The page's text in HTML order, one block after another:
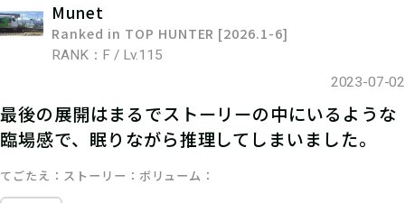
Munet
Ranked in TOP HUNTER [2026.1-6]
RANK：F / Lv.115
2023-07-02
最後の展開はまるでストーリーの中にいるような
臨場感で、眠りながら推理してしまいました。
てごたえ ストーリー ボリューム